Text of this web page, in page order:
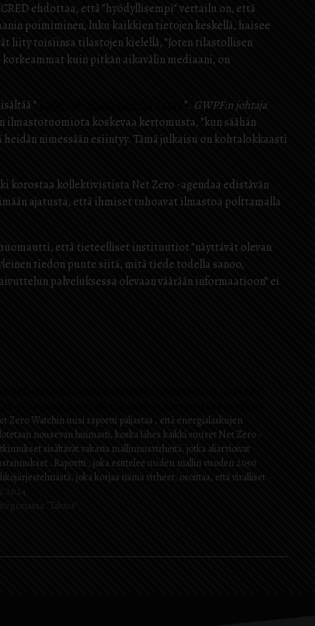
CRED ehdottaa, että ”hyödyllisempi” vertailu on, että
poimiminen, luku kaikkien tietojen keskellä, haisee
liity toisiinsa tilastojen kielellä, ”Joten tilastollisen
kuin pitkän aikavälin mediaani, on
”
”. GWPF:n johtaja
koskevaa kertomusta, ”kun säähän
nimessään esiintyy. Tämä julkaisu on kohtalokkaasti
korostaa kollektivistista Net Zero -agendaa edistävän
ajatusta, että ihmiset tuhoavat ilmastoa polttamalla
että tieteelliset instituutiot ”näyttävät olevan
tiedon puute siitä, mitä tiede todella sanoo,
palveluksessa olevaan väärään informaatioon” ei
Zero Watchin uusi raportti paljastaa , että energialaskujen
nousevan huimasti, koska lähes kaikki suuret Net Zero -
sisältävät vakavia mallinnusvirheitä, jotka aliarvioivat
. Raportti , joka esittelee uuden mallin vuoden 2050
joka korjaa nämä virheet, osoittaa, että viralliset
ovat tukahduttaneet Net Zeron näennäisiä kustannuksia
käyttämällä äärimmäisiä spekulaatioita…
"Talous"